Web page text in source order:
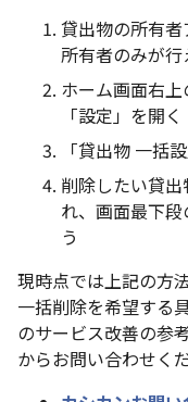
貸出物の所有
所有者のみが行
ホーム画面右上
「設定」を開く
「貸出物 一括
削除したい貸
れ、画面最下
う
現時点では上記の方
一括削除を希望する
のサービス改善の参
からお問い合わせく